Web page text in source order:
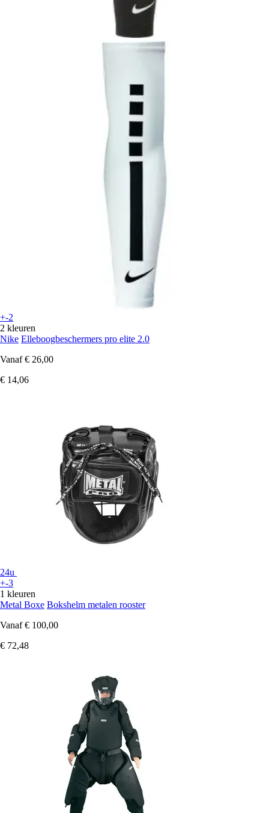
+-2
2 kleuren
Nike Elleboogbeschermers pro elite 2.0
Vanaf € 26,00
€ 14,06
24u
+-3
1 kleuren
Metal Boxe Bokshelm metalen rooster
Vanaf € 100,00
€ 72,48